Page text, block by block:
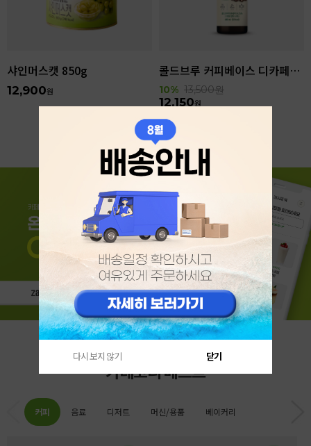
샤인머스캣 850g
12,900원
콜드브루 커피베이스 디카페인 리저브 440ml
10% 13,500원
12,150원
카테고리 베스트
커피 음료 디저트 머신/용품 베이커리
다시 보지 않기 닫기